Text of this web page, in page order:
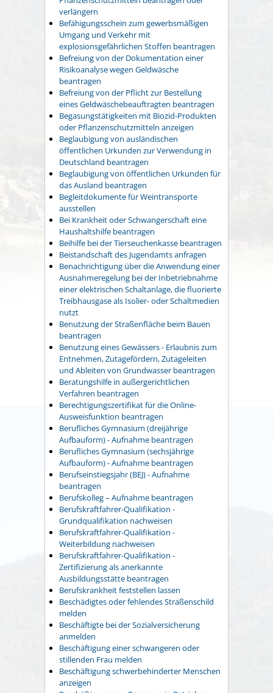
verlängern
Befähigungsschein zum gewerbsmäßigen
Umgang und Verkehr mit
explosionsgefährlichen Stoffen beantragen
Befreiung von der Dokumentation einer
Risikoanalyse wegen Geldwäsche
beantragen
Befreiung von der Pflicht zur Bestellung
eines Geldwäschebeauftragten beantragen
Begasungstätigkeiten mit Biozid-Produkten
oder Pflanzenschutzmitteln anzeigen
Beglaubigung von ausländischen
öffentlichen Urkunden zur Verwendung in
Deutschland beantragen
Beglaubigung von öffentlichen Urkunden für
das Ausland beantragen
Begleitdokumente für Weintransporte
ausstellen
Bei Krankheit oder Schwangerschaft eine
Haushaltshilfe beantragen
Beihilfe bei der Tierseuchenkasse beantragen
Beistandschaft des Jugendamts anfragen
Benachrichtigung über die Anwendung einer
Ausnahmeregelung bei der Inbetriebnahme
einer elektrischen Schaltanlage, die fluorierte
Treibhausgase als Isolier- oder Schaltmedien
nutzt
Benutzung der Straßenfläche beim Bauen
beantragen
Benutzung eines Gewässers - Erlaubnis zum
Entnehmen, Zutagefördern, Zutageleiten
und Ableiten von Grundwasser beantragen
Beratungshilfe in außergerichtlichen
Verfahren beantragen
Berechtigungszertifikat für die Online-
Ausweisfunktion beantragen
Berufliches Gymnasium (dreijährige
Aufbauform) - Aufnahme beantragen
Berufliches Gymnasium (sechsjährige
Aufbauform) - Aufnahme beantragen
Berufseinstiegsjahr (BEJ) - Aufnahme
beantragen
Berufskolleg – Aufnahme beantragen
Berufskraftfahrer-Qualifikation -
Grundqualifikation nachweisen
Berufskraftfahrer-Qualifikation -
Weiterbildung nachweisen
Berufskraftfahrer-Qualifikation -
Zertifizierung als anerkannte
Ausbildungsstätte beantragen
Berufskrankheit feststellen lassen
Beschädigtes oder fehlendes Straßenschild
melden
Beschäftigte bei der Sozialversicherung
anmelden
Beschäftigung einer schwangeren oder
stillenden Frau melden
Beschäftigung schwerbehinderter Menschen
anzeigen